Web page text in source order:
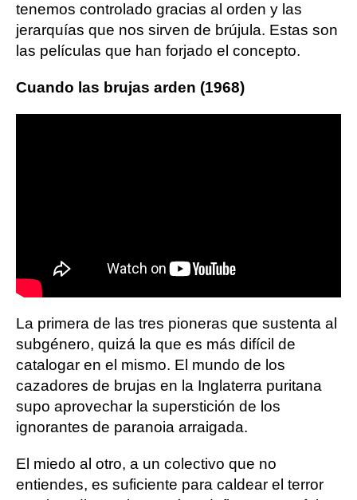
tenemos controlado gracias al orden y las
jerarquías que nos sirven de brújula. Estas son
las películas que han forjado el concepto.
Cuando las brujas arden (1968)
La primera de las tres pioneras que sustenta al
subgénero, quizá la que es más difícil de
catalogar en el mismo. El mundo de los
cazadores de brujas en la Inglaterra puritana
supo aprovechar la superstición de los
ignorantes de paranoia arraigada.
El miedo al otro, a un colectivo que no
entiendes, es suficiente para caldear el terror